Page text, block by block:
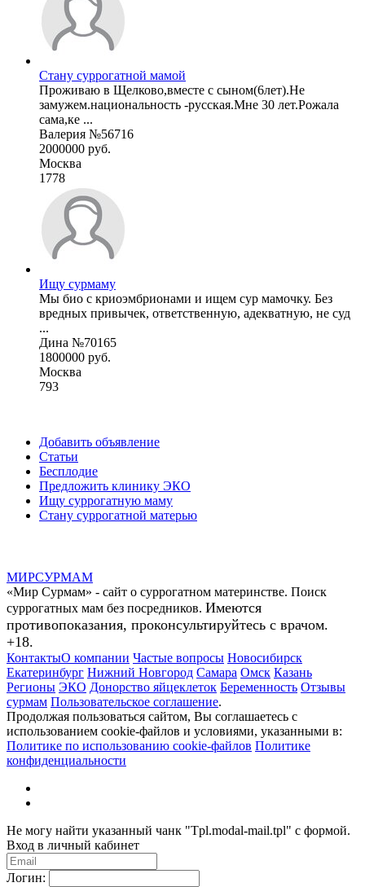
Стану суррогатной мамой
Проживаю в Щелково,вместе с сыном(6лет).Не
замужем.национальность -русская.Мне 30 лет.Рожала
сама,ке ...
Валерия №56716
2000000 руб.
Москва
1778
Ищу сурмаму
Мы био с криоэмбрионами и ищем сур мамочку. Без
вредных привычек, ответственную, адекватную, не суд
...
Дина №70165
1800000 руб.
Москва
793
Добавить объявление
Статьи
Бесплодие
Предложить клинику ЭКО
Ищу суррогатную маму
Стану суррогатной матерью
МИРСУРМАМ
«Мир Сурмам» - сайт о суррогатном материнстве. Поиск
суррогатных мам без посредников. Имеются
противопоказания, проконсультируйтесь с врачом.
+18.
КонтактыО компании Частые вопросы Новосибирск
Екатеринбург Нижний Новгород Самара Омск Казань
Регионы ЭКО Донорство яйцеклеток Беременность Отзывы
сурмам Пользовательское соглашение.
Продолжая пользоваться сайтом, Вы соглашаетесь с
использованием cookie-файлов и условиями, указанными в:
Политике по использованию cookie-файлов Политике
конфиденциальности
Не могу найти указанный чанк "Tpl.modal-mail.tpl" с формой.
Вход в личный кабинет
Логин: